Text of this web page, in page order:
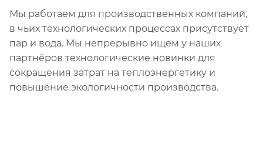
Мы работаем для производственных компаний,
в чьих технологических процессах присутствует
пар и вода. Мы непрерывно ищем у наших
партнёров технологические новинки для
сокращения затрат на теплоэнергетику и
повышение экологичности производства.